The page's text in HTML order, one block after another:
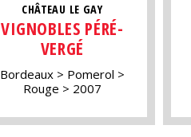
CHÂTEAU LE GAY
VIGNOBLES PÉRÉ-
VERGÉ
Bordeaux
Pomerol
Rouge
2007